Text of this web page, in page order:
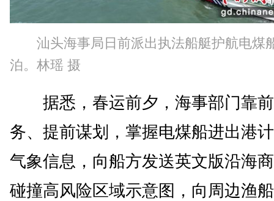
汕头海事局日前派出执法船艇护航电煤
泊。林瑶 摄
据悉，春运前夕，海事部门靠
务、提前谋划，掌握电煤船进出港
气象信息，向船方发送英文版沿海
碰撞高风险区域示意图，向周边渔